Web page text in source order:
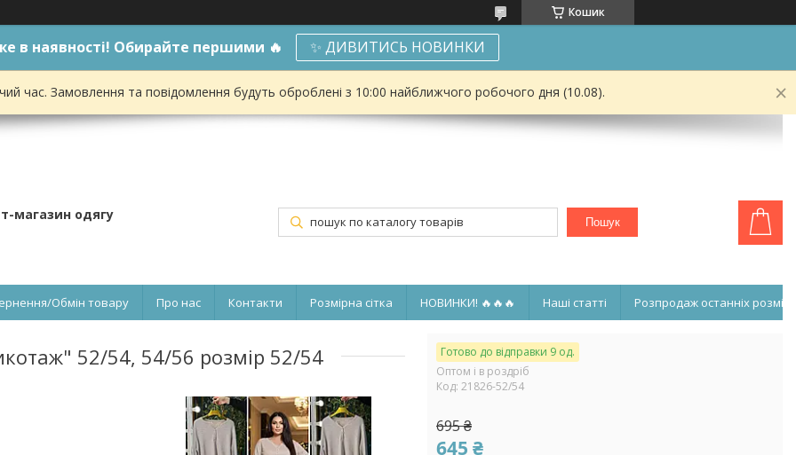
Кошик
в наявності! Обирайте першими 🔥 ✨ ДИВИТИСЬ НОВИНКИ
час. Замовлення та повідомлення будуть оброблені з 10:00 найближчого робочого дня (10.08).
магазин одягу Пошук
Обмін товару Про нас Контакти Розмірна сітка НОВИНКИ! 🔥🔥🔥 Наші статті Розпродаж останніх
52/54, 54/56 розмір 52/54
Готово до відправки 9 од.
Оптом і в роздріб
Код: 21826-52/54
695 ₴
645 ₴